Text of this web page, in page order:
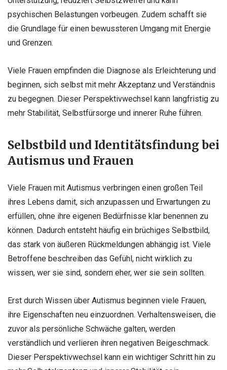
psychischen Belastungen vorbeugen. Zudem schafft sie
die Grundlage für einen bewussteren Umgang mit Energie
und Grenzen.
Viele Frauen empfinden die Diagnose als Erleichterung und
beginnen, sich selbst mit mehr Akzeptanz und Verständnis
zu begegnen. Dieser Perspektivwechsel kann langfristig zu
mehr Stabilität, Selbstfürsorge und innerer Ruhe führen.
Selbstbild und Identitätsfindung bei
Autismus und Frauen
Viele Frauen mit Autismus verbringen einen großen Teil
ihres Lebens damit, sich anzupassen und Erwartungen zu
erfüllen, ohne ihre eigenen Bedürfnisse klar benennen zu
können. Dadurch entsteht häufig ein brüchiges Selbstbild,
das stark von äußeren Rückmeldungen abhängig ist. Viele
Betroffene beschreiben das Gefühl, nicht wirklich zu
wissen, wer sie sind, sondern eher, wer sie sein sollten.
Erst durch Wissen über Autismus beginnen viele Frauen,
ihre Eigenschaften neu einzuordnen. Verhaltensweisen, die
zuvor als persönliche Schwäche galten, werden
verständlich und verlieren ihren negativen Beigeschmack.
Dieser Perspektivwechsel kann ein wichtiger Schritt hin zu